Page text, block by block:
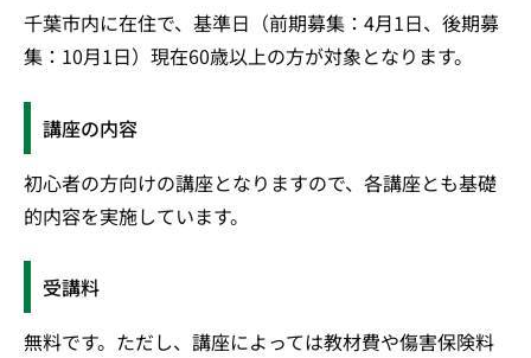
千葉市内に在住で、基準日（前期募集：4月1日、後期募
集：10月1日）現在60歳以上の方が対象となります。
講座の内容
初心者の方向けの講座となりますので、各講座とも基礎
的内容を実施しています。
受講料
無料です。ただし、講座によっては教材費や傷害保険料